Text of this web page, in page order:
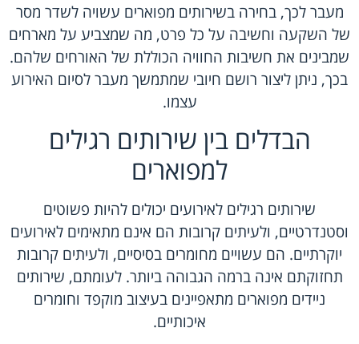
מעבר לכך, בחירה בשירותים מפוארים עשויה לשדר מסר
של השקעה וחשיבה על כל פרט, מה שמצביע על מארחים
שמבינים את חשיבות החוויה הכוללת של האורחים שלהם.
בכך, ניתן ליצור רושם חיובי שמתמשך מעבר לסיום האירוע
עצמו.
הבדלים בין שירותים רגילים
למפוארים
שירותים רגילים לאירועים יכולים להיות פשוטים
וסטנדרטיים, ולעיתים קרובות הם אינם מתאימים לאירועים
יוקרתיים. הם עשויים מחומרים בסיסיים, ולעיתים קרובות
תחזוקתם אינה ברמה הגבוהה ביותר. לעומתם, שירותים
ניידים מפוארים מתאפיינים בעיצוב מוקפד וחומרים
איכותיים.